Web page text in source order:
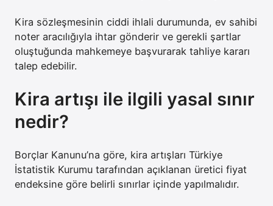
Kira sözleşmesinin ciddi ihlali durumunda, ev sahibi
noter aracılığıyla ihtar gönderir ve gerekli şartlar
oluştuğunda mahkemeye başvurarak tahliye kararı
talep edebilir.
Kira artışı ile ilgili yasal sınır
nedir?
Borçlar Kanunu’na göre, kira artışları Türkiye
İstatistik Kurumu tarafından açıklanan üretici fiyat
endeksine göre belirli sınırlar içinde yapılmalıdır.